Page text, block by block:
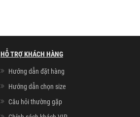
HỖ TRỢ KHÁCH HÀNG
Hướng dẫn đặt hàng
Hướng dẫn chọn size
Câu hỏi thường gặp